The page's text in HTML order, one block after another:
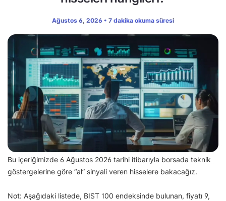
Ağustos 6, 2026 • 7 dakika okuma süresi
Bu içeriğimizde 6 Ağustos 2026 tarihi itibarıyla borsada teknik
göstergelerine göre “al” sinyali veren hisselere bakacağız.
Not: Aşağıdaki listede, BIST 100 endeksinde bulunan, fiyatı 9,